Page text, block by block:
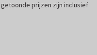
prijzen zijn inclusief